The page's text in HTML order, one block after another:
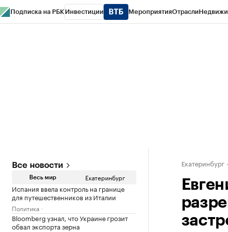
Подписка на РБК Инвестиции МероприятияОтрасли
Все новости
Весь мир Екатеринбург
Испания ввела контроль на границе
для путешественников из Италии
Политика
Bloomberg узнал, что Украине грозит
обвал экспорта зерна
Екатеринбург